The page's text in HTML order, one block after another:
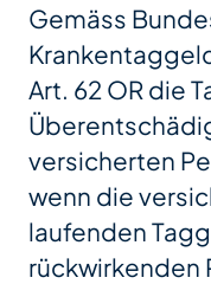
Gemäss
Art. 62 OR die
versicherten
wenn die
laufenden
rückwirkenden